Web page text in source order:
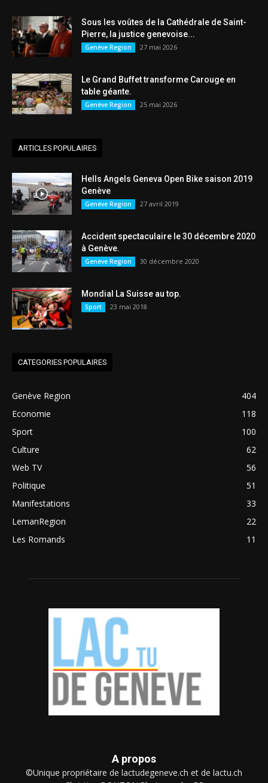
Sous les voûtes de la Cathédrale de Saint-
Pierre, la justice genevoise...
Genève Region 27 mai 2026
Le Grand Buffet transforme Carouge en
table géante.
Genève Region 25 mai 2026
ARTICLES POPULAIRES
Hells Angels Geneva Open Bike saison 2019
Genève
Genève Region 27 avril 2019
Accident spectaculaire le 30 décembre 2020
à Genève.
Genève Region 30 décembre 2020
Mondial La Suisse au top.
Sport 23 mai 2018
CATEGORIES POPULAIRES
Genève Region
404
Economie
118
Sport
100
Culture
62
Web TV
56
Politique
51
Manifestations
33
LemanRegion
22
Les Romands
11
A propos
©Unique propriétaire de lactudegeneve.ch et de lactu.ch